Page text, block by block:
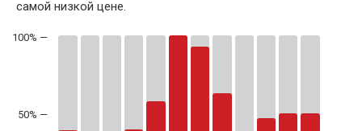
самой низкой цене.
50% —